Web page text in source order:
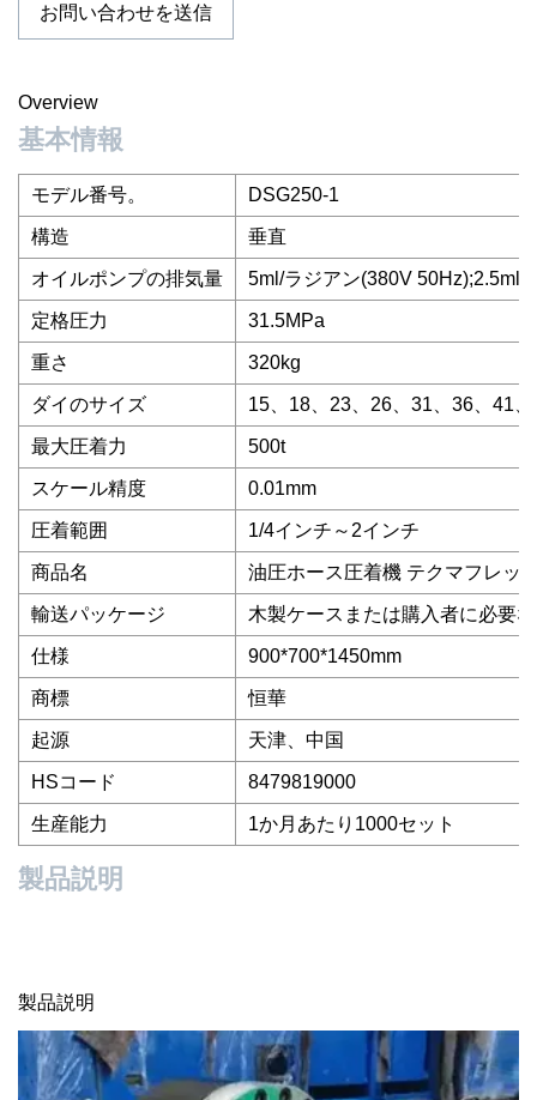
お問い合わせを送信
Overview
基本情報
モデル番号。 DSG250-1
構造 垂直
オイルポンプの排気量 5ml/ラジアン(380V 50Hz);2.5ml/
定格圧力 31.5MPa
重さ 320kg
ダイのサイズ 15、18、23、26、31、36、41
最大圧着力 500t
スケール精度 0.01mm
圧着範囲 1/4インチ～2インチ
商品名 油圧ホース圧着機 テクマフレッ
輸送パッケージ 木製ケースまたは購入者に必要な
仕様 900*700*1450mm
商標 恒華
起源 天津、中国
HSコード 8479819000
生産能力 1か月あたり1000セット
製品説明
製品説明